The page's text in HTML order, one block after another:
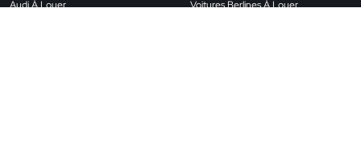
Audi À Louer
Voitures Berlines À Louer